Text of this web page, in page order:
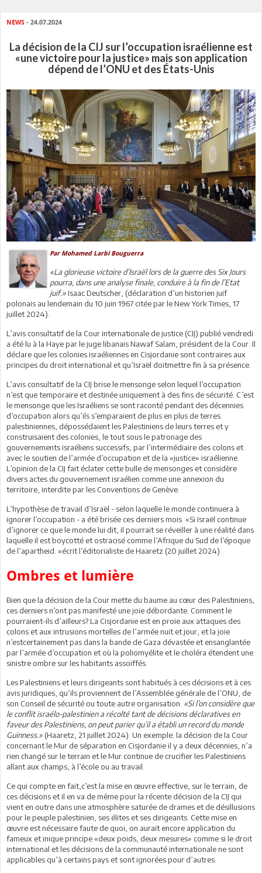
NEWS - 24.07.2024
La décision de la CIJ sur l’occupation israélienne est
«une victoire pour la justice» mais son application
dépend de l’ONU et des États-Unis
Par Mohamed Larbi Bouguerra
«La glorieuse victoire d’Israël lors de la guerre des Six Jours
pourra, dans une analyse finale, conduire à la fin de l’Etat
juif.»Isaac Deutscher, (déclaration d’un historien juif
polonais au lendemain du 10 juin 1967 citée par le New York Times, 17
juillet 2024).
L’avis consultatif de la Cour internationale de justice (CIJ) publié vendredi
a été lu à la Haye par le juge libanais Nawaf Salam, président de la Cour. Il
déclare que les colonies israéliennes en Cisjordanie sont contraires aux
principes du droit international et qu’Israël doitmettre fin à sa présence.
L’avis consultatif de la CIJ brise le mensonge selon lequel l’occupation
n’est que temporaire et destinée uniquement à des fins de sécurité. C’est
le mensonge que les Israéliens se sont raconté pendant des décennies
d’occupation alors qu’ils s’emparaient de plus en plus de terres
palestiniennes, dépossédaient les Palestiniens de leurs terres et y
construisaient des colonies, le tout sous le patronage des
gouvernements israéliens successifs, par l’intermédiaire des colons et
avec le soutien de l’armée d’occupation et de la «justice» israélienne.
L’opinion de la CIJ fait éclater cette bulle de mensonges et considère
divers actes du gouvernement israélien comme une annexion du
territoire, interdite par les Conventions de Genève.
L’hypothèse de travail d’Israël - selon laquelle le monde continuera à
ignorer l’occupation - a été brisée ces derniers mois. «Si Israël continue
d’ignorer ce que le monde lui dit, il pourrait se réveiller à une réalité dans
laquelle il est boycotté et ostracisé comme l’Afrique du Sud de l’époque
de l’apartheid. »écrit l’éditorialiste de Haaretz (20 juillet 2024)
Ombres et lumière
Bien que la décision de la Cour mette du baume au cœur des Palestiniens,
ces derniers n’ont pas manifesté une joie débordante. Comment le
pourraient-ils d’ailleurs? La Cisjordanie est en proie aux attaques des
colons et aux intrusions mortelles de l’armée nuit et jour, et la joie
n’estcertainement pas dans la bande de Gaza dévastée et ensanglantée
par l’armée d’occupation et où la poliomyélite et le choléra étendent une
sinistre ombre sur les habitants assoiffés.
Les Palestiniens et leurs dirigeants sont habitués à ces décisions et à ces
avis juridiques, qu’ils proviennent de l’Assemblée générale de l’ONU, de
son Conseil de sécurité ou toute autre organisation. «Si l’on considère que
le conflit israélo-palestinien a récolté tant de décisions déclaratives en
faveur des Palestiniens, on peut parier qu’il a établi un record du monde
Guinness.» (Haaretz, 21 juillet 2024). Un exemple: la décision de la Cour
concernant le Mur de séparation en Cisjordanie il y a deux décennies, n’a
rien changé sur le terrain et le Mur continue de crucifier les Palestiniens
allant aux champs, à l’école ou au travail.
Ce qui compte en fait,c’est la mise en œuvre effective, sur le terrain, de
ces décisions et il en va de même pour la récente décision de la CIJ qui
vient en outre dans une atmosphère saturée de drames et de désillusions
pour le peuple palestinien, ses élites et ses dirigeants. Cette mise en
œuvre est nécessaire faute de quoi, on aurait encore application du
fameux et inique principe «deux poids, deux mesures» comme si le droit
international et les décisions de la communauté internationale ne sont
applicables qu’à certains pays et sont ignorées pour d’autres.